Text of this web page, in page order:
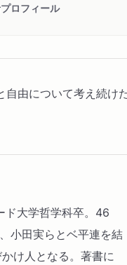
ロフィール
由について考え続
ド大学哲学科卒。46
小田実らとベ平連を結
け人となる。著書に